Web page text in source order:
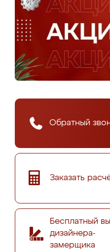
Обратный
Заказать
Бесплатный
дизайнера-
замерщика